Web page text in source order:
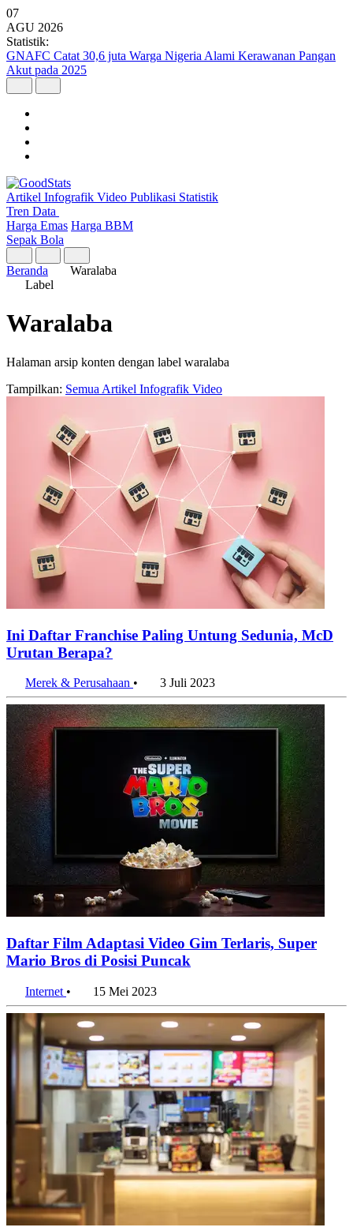
07
AGU 2026
Statistik:
GNAFC Catat 30,6 juta Warga Nigeria Alami Kerawanan Pangan
Akut pada 2025
Artikel Infografik Video Publikasi Statistik
Tren Data
Harga Emas Harga BBM
Sepak Bola
Beranda
Waralaba
Label
Waralaba
Halaman arsip konten dengan label waralaba
Tampilkan: Semua Artikel Infografik Video
Ini Daftar Franchise Paling Untung Sedunia, McD
Urutan Berapa?
Merek & Perusahaan • 3 Juli 2023
Daftar Film Adaptasi Video Gim Terlaris, Super
Mario Bros di Posisi Puncak
Internet • 15 Mei 2023